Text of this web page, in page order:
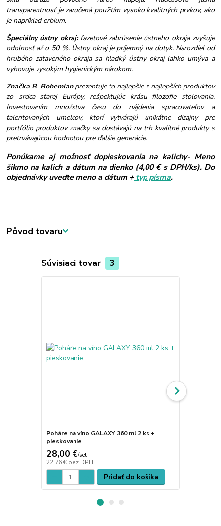
transparentnosť je zaručená použitím vysoko kvalitných prvkov, ako
je napríklad erbium.
Špeciálny ústny okraj:fazetové zabrúsenie ústneho okraja zvyšuje
odolnosť až o 50 %. Ústny okraj je príjemný na dotyk. Narozdiel od
hrubého zataveného okraja sa hladký ústny okraj ľahko umýva a
vyhovuje vysokým hygienickým nárokom.
Značka B. Bohemianprezentuje to najlepšie z najlepších produktov
zo srdca starej Európy, rešpektujúc krásu filozofie stolovania.
Investovaním množstva času do nájdenia spracovateľov a
talentovaných umelcov, ktorí vytvárajú unikátne dizajny pre
portfólio produktov značky sa dostávajú na trh kvalitné produkty s
pretrvávajúcou hodnotou pre ďalšie generácie.
Ponúkame aj možnosť dopieskovania na kalichy- Meno
šikmo na kalich a dátum na dienko (4,00 € s DPH/ks). Do
objednávky uveďte meno a dátum +typ písma.
Pôvod tovaru
Súvisiaci tovar 3
Poháre na víno GALAXY 360 ml 2 ks +
pieskovanie
28,00 €/set
22,76 € bez DPH
Pridať do košíka